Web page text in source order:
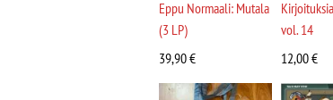
Eppu Normaali: Mutala
(3 LP)
39,90€
vol. 14
12,00€